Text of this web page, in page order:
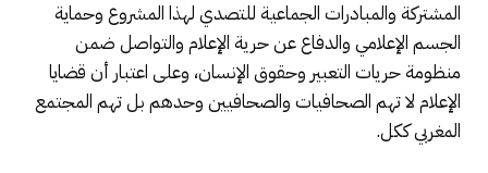
المشتركة والمبادرات الجماعية للتصدي لهذا المشروع وحماية
الجسم الإعلامي والدفاع عن حرية الإعلام والتواصل ضمن
منظومة حريات التعبير وحقوق الإنسان، وعلى اعتبار أن قضايا
الإعلام لا تهم الصحافيات والصحافيين وحدهم بل تهم المجتمع
المغربي ككل.